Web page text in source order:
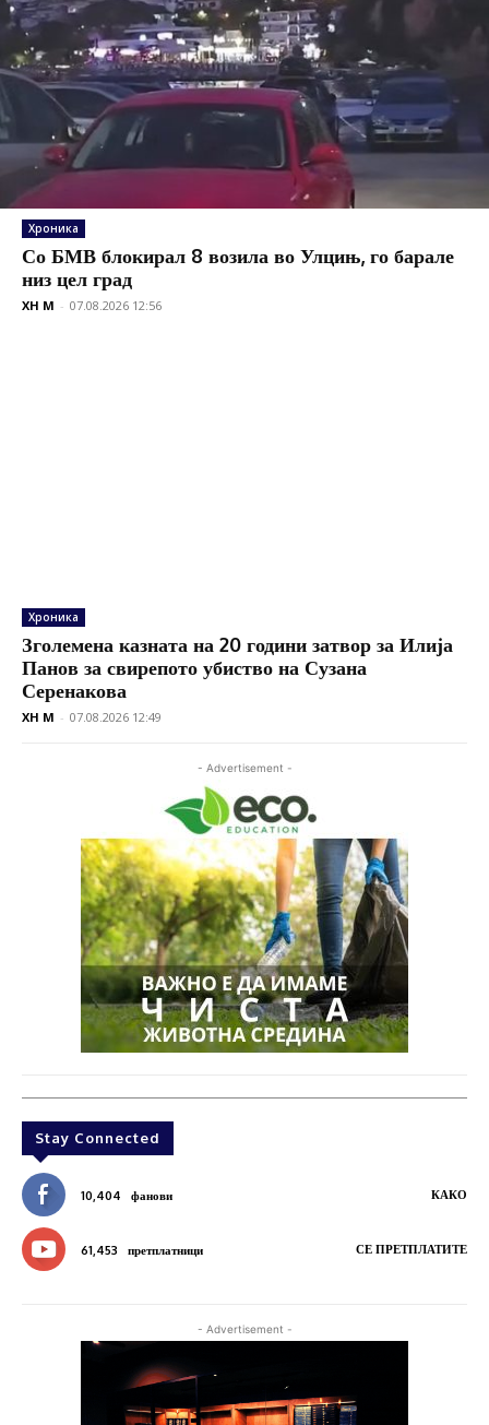
Хроника
Со БМВ блокирал 8 возила во Улцињ, го барале
низ цел град
XH M - 07.08.2026 12:56
Хроника
Зголемена казната на 20 години затвор за Илија
Панов за свирепото убиство на Сузана
Серенакова
XH M - 07.08.2026 12:49
- Advertisement -
Stay Connected
10,404 фанови КАКО
61,453 претплатници СЕ ПРЕТПЛАТИТЕ
- Advertisement -